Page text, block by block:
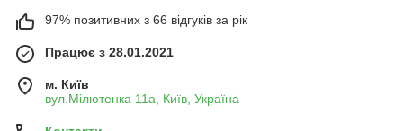
97% позитивних з 66 відгуків за рік
Працює з 28.01.2021
м. Київ
вул.Мілютенка 11а, Київ, Україна